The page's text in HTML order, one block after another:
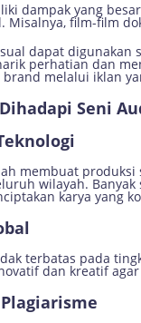
dampak yang
Misalnya, film-film
dapat digunakan
perhatian dan
melalui iklan
Seni
membuat
wilayah.
karya yang
terbatas pada
dan kreatif